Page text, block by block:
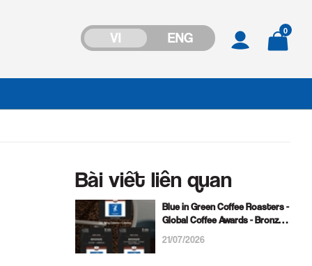
VI ENG 0
Bài viết liên quan
Blue in Green Coffee Roasters -
Global Coffee Awards - Bronze
21/07/2026